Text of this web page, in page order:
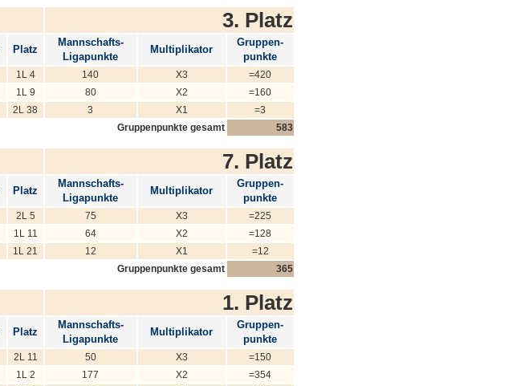
3. Platz
Platz
Mannschafts-
Ligapunkte
Multiplikator
Gruppen-
punkte
1L 4 140 X3
=420
1L 9 80 X2
=160
2L 38 3 X1
=3
Gruppenpunkte gesamt
583
7. Platz
Platz
Mannschafts-
Ligapunkte
Multiplikator
Gruppen-
punkte
2L 5 75 X3
=225
1L 11 64 X2
=128
1L 21 12 X1
=12
Gruppenpunkte gesamt
365
1. Platz
Platz
Mannschafts-
Ligapunkte
Multiplikator
Gruppen-
punkte
2L 11 50 X3
=150
1L 2 177 X2
=354